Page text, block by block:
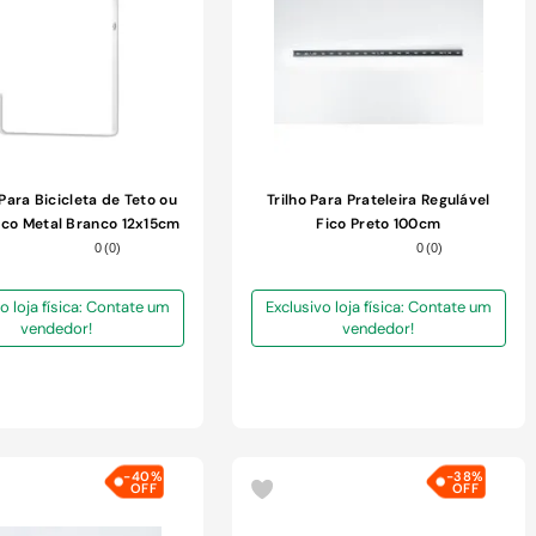
Bicicleta de Teto ou
Metal Branco 12x15cm
0(0)
loja física: Contate um
vendedor!
Trilho Para Prateleira Regulável
Fico Preto 100cm
0(0)
Exclusivo loja física: Contate um
vendedor!
-40% -38%